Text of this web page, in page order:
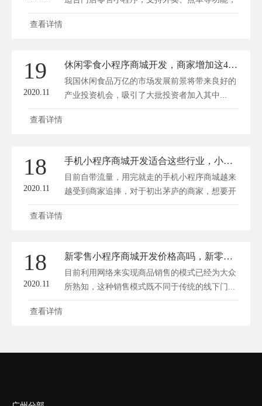
可以...
查看详情
19
2020.11
休闲零食小程序商城开发，商家增加这4个功能回头客多50%
我国休闲食品万亿的市场发展前景将带来良好的
产业投资机会，吸引了大批投资者加入其中...
查看详情
18
2020.11
手机小程序商城开发适合这些行业，小程序仍是红利风口
目前自带流量，用完就走的手机小程序商城越来
越受到商家追捧，对于初出茅庐的商家，想要开
发...
查看详情
18
2020.11
新零售小程序商城开发价格高吗，新零售小程序为什么受欢迎
目前利用网络来实现商品销售的模式已经为大众
所熟知，这种销售模式既不同于传统的线下门...
查看详情